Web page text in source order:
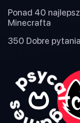
Ponad 40
Minecrafta
350 Dobre